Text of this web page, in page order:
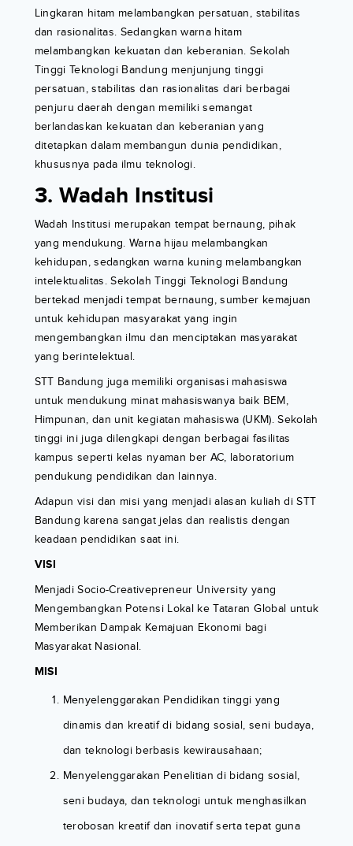
Lingkaran hitam melambangkan persatuan, stabilitas
dan rasionalitas. Sedangkan warna hitam
melambangkan kekuatan dan keberanian. Sekolah
Tinggi Teknologi Bandung menjunjung tinggi
persatuan, stabilitas dan rasionalitas dari berbagai
penjuru daerah dengan memiliki semangat
berlandaskan kekuatan dan keberanian yang
ditetapkan dalam membangun dunia pendidikan,
khususnya pada ilmu teknologi.
3. Wadah Institusi
Wadah Institusi merupakan tempat bernaung, pihak
yang mendukung. Warna hijau melambangkan
kehidupan, sedangkan warna kuning melambangkan
intelektualitas. Sekolah Tinggi Teknologi Bandung
bertekad menjadi tempat bernaung, sumber kemajuan
untuk kehidupan masyarakat yang ingin
mengembangkan ilmu dan menciptakan masyarakat
yang berintelektual.
STT Bandung juga memiliki organisasi mahasiswa
untuk mendukung minat mahasiswanya baik BEM,
Himpunan, dan unit kegiatan mahasiswa (UKM). Sekolah
tinggi ini juga dilengkapi dengan berbagai fasilitas
kampus seperti kelas nyaman ber AC, laboratorium
pendukung pendidikan dan lainnya.
Adapun visi dan misi yang menjadi alasan kuliah di STT
Bandung karena sangat jelas dan realistis dengan
keadaan pendidikan saat ini.
VISI
Menjadi Socio-Creativepreneur University yang
Mengembangkan Potensi Lokal ke Tataran Global untuk
Memberikan Dampak Kemajuan Ekonomi bagi
Masyarakat Nasional.
MISI
Menyelenggarakan Pendidikan tinggi yang
dinamis dan kreatif di bidang sosial, seni budaya,
dan teknologi berbasis kewirausahaan;
Menyelenggarakan Penelitian di bidang sosial,
seni budaya, dan teknologi untuk menghasilkan
terobosan kreatif dan inovatif serta tepat guna